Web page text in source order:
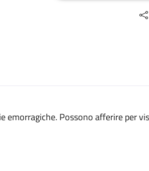
emorragiche. Possono afferire per